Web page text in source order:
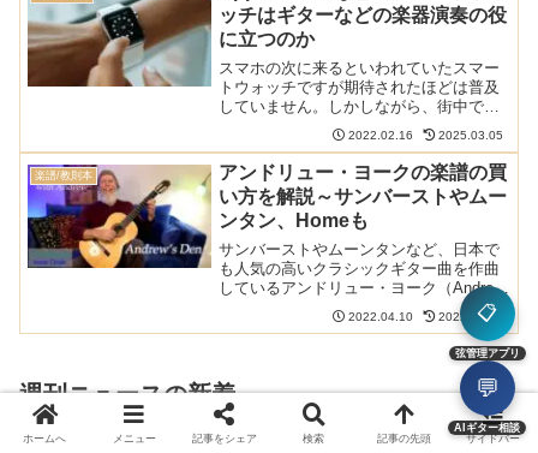
ッチはギターなどの楽器演奏の役
に立つのか
スマホの次に来るといわれていたスマー
トウォッチですが期待されたほどは普及
していません。しかしながら、街中で
Apple Watchを付けている人は多く見か
けますし、だんだんと人々の認知度も上
がっているのではないでしょうか。ギタ
ーなどの楽器を演...
2022.02.16 2025.03.05
楽譜/教則本
アンドリュー・ヨークの楽譜の買
い方を解説～サンバーストやムー
ンタン、Homeも
サンバーストやムーンタンなど、日本で
も人気の高いクラシックギター曲を作曲
しているアンドリュー・ヨーク（Andrew
York）ですが、あるときから出版社経由
での楽譜の販売をやめ、ホームページか
らの販売しかおこなわなくなりました。
2022.04.10 2022.11.14
週刊ニュースの新着
【サバレスが新しい弦を発売？】クラ
ホームへ メニュー 記事をシェア 検索 記事の先頭 サイドバー
📋
弦管理アプリ
💬
AIギター相談